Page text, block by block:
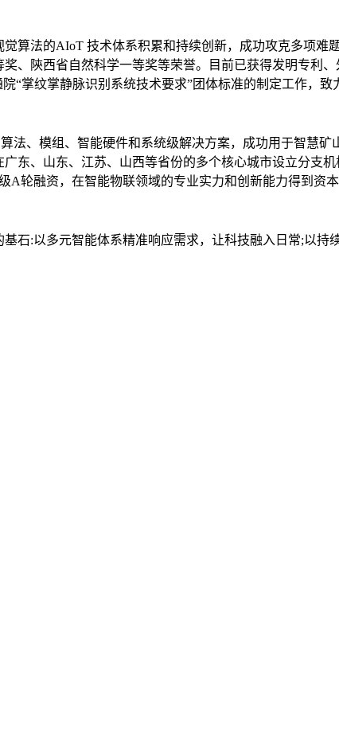
算法的AIoT 技术体系积累和持续创新，成功攻克多项
、陝西省自然科学一等奖等荣誉。目前已获得发明专利
“掌纹掌静脉识别系统技术要求”团体标准的制定工作，致
法、模组、智能硬件和系统级解决方案，成功用于智慧
东、山东、江苏、山西等省份的多个核心城市设立分支
A轮融资，在智能物联领域的专业实力和创新能力得到资本
石:以多元智能体系精准响应需求，让科技融入日常;以